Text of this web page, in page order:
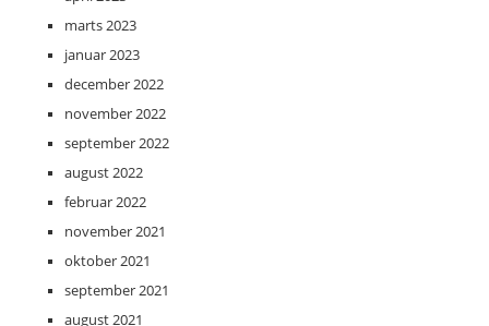
marts 2023
januar 2023
december 2022
november 2022
september 2022
august 2022
februar 2022
november 2021
oktober 2021
september 2021
august 2021